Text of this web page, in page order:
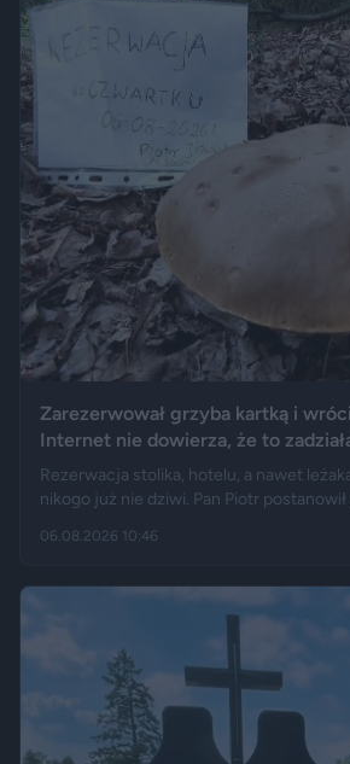
Zarezerwował grzyba kartką i
Internet nie dowierza, że to
Rezerwacja stolika, hotelu, a nawet
nikogo już nie dziwi. Pan Piotr
„Fakt”, po kilku dniach wrócił w to samo
06.08.2026 10:46